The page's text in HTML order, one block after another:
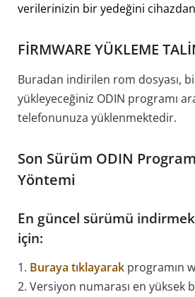
verilerinizin bir yedeğini
FİRMWARE YÜKLEME
Buradan indirilen rom dosyası,
yükleyeceğiniz ODIN programı
telefonunuza yüklenmektedir.
Son Sürüm ODIN
Yöntemi
En güncel sürümü indirmek
için:
1. Buraya tıklayarak programın
2. Versiyon numarası en yüksek